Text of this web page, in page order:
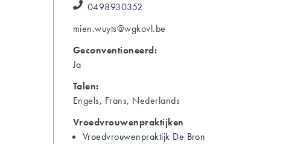
0498930352
mien.wuyts@wgkovl.be
Geconventioneerd:
Ja
Talen:
Engels, Frans, Nederlands
Vroedvrouwenpraktijken
Vroedvrouwenpraktijk De Bron